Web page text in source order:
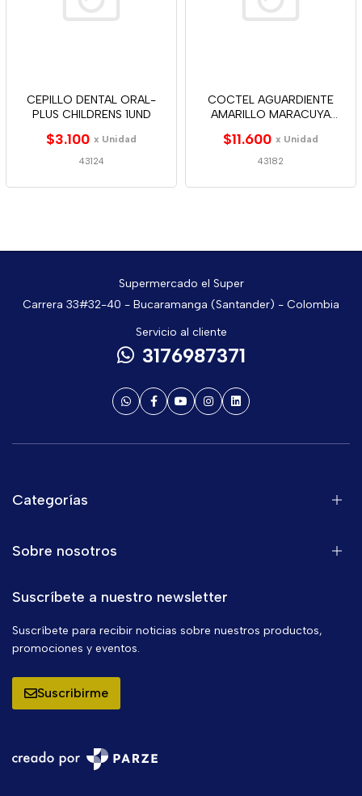
CEPILLO DENTAL ORAL-
PLUS CHILDRENS 1UND
$3.100 x Unidad
43124
COCTEL AGUARDIENTE
AMARILLO MARACUYA
$11.600 x Unidad
43182
Supermercado el Super
Carrera 33#32-40 - Bucaramanga (Santander) - Colombia
Servicio al cliente
3176987371
Categorías
Sobre nosotros
Suscríbete a nuestro newsletter
Suscríbete para recibir noticias sobre nuestros productos,
promociones y eventos.
Suscribirme